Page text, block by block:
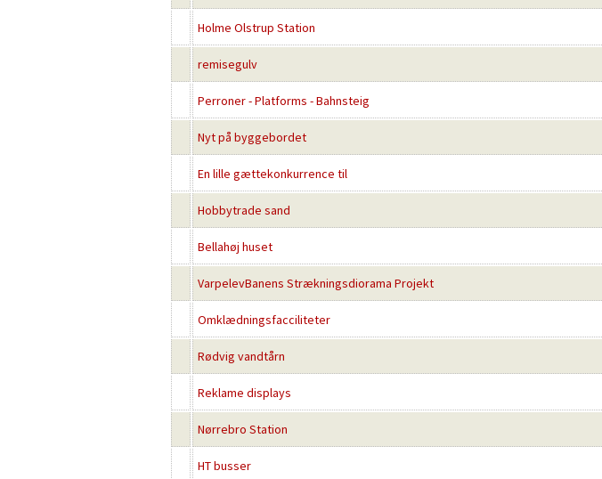
Holme Olstrup Station
remisegulv
Perroner - Platforms - Bahnsteig
Nyt på byggebordet
En lille gættekonkurrence til
Hobbytrade sand
Bellahøj huset
VarpelevBanens Strækningsdiorama Projekt
Omklædningsfacciliteter
Rødvig vandtårn
Reklame displays
Nørrebro Station
HT busser